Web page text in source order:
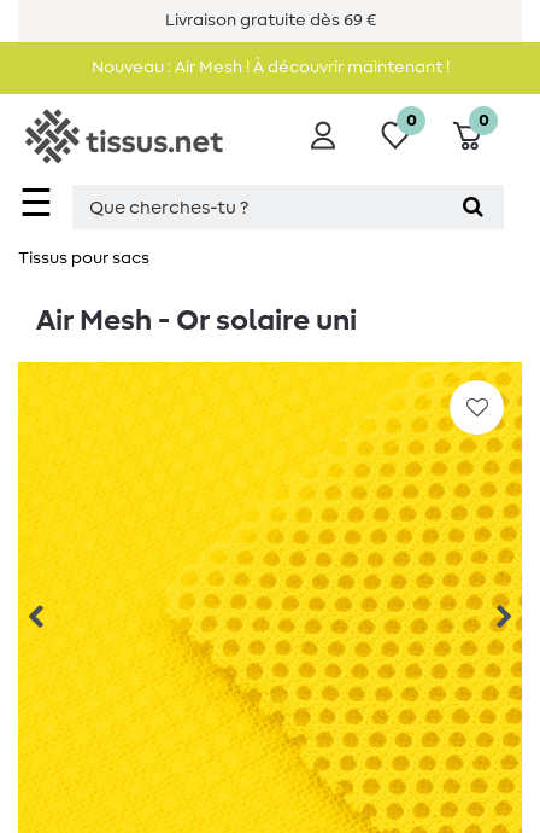
Livraison gratuite dès 69 €
Nouveau : Air Mesh ! À découvrir maintenant !
☰
0 0
Tissus pour sacs
Air Mesh - Or solaire uni